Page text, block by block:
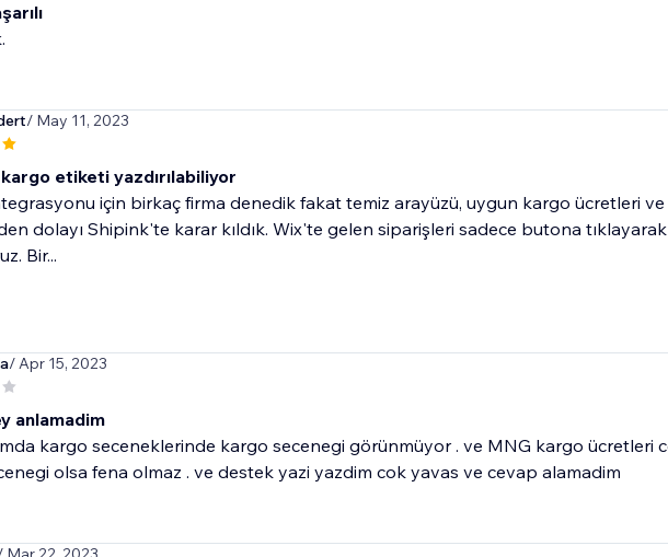
/ May 11, 2023
etiketi yazdırılabiliyor
için birkaç firma denedik fakat temiz arayüzü, uygun kargo ücretleri ve
dolayı Shipink'te karar kıldık. Wix'te gelen siparişleri sadece butona
Bir...
/ Apr 15, 2023
anlamadim
kargo seceneklerinde kargo secenegi görünmüyor . ve MNG kargo ücretleri
olsa fena olmaz . ve destek yazi yazdim cok yavas ve cevap alamadim